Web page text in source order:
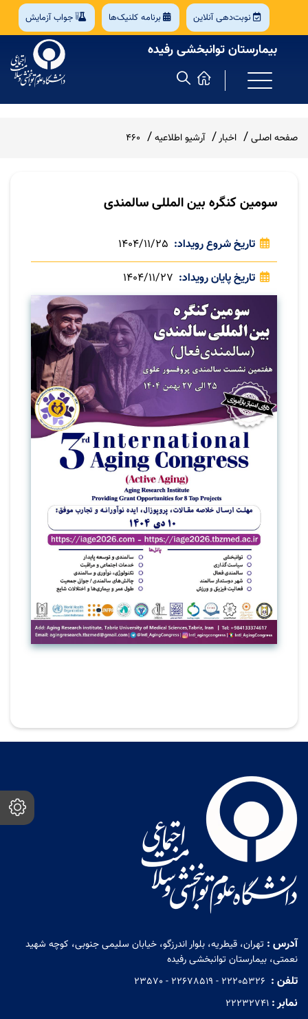
نوبت‌دهی آنلاین برنامه کلنیک‌ها جواب آزمایش
بیمارستان توانبخشی رفیده
صفحه اصلی اخبار آرشیو اطلاعیه 460
سومین کنگره بین المللی سالمندی
تاریخ شروع رویداد 1404/11/25
تاریخ پایان رویداد 1404/11/27
آدرس : تهران، قیطریه، بلوار اندرزگو، خیابان سلیمی جنوبی، کوچه شهید
نعمتی، بیمارستان توانبخشی رفیده
تلفن :
نمابر : 22232741